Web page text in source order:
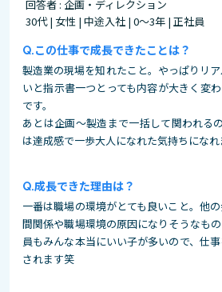
回答者 : 企画・ディレクション
30代 | 女性 | 中途入社 | 0～3年 | 正社員
この仕事で成長できたことは？
製造業の現場を知れたこと。やっぱりリ
いと指示書一つとっても内容が大きく変
です。
あとは企画～製造まで一括して関われる
は達成感で一歩大人になれた気持ちにな
成長できた理由は？
一番は職場の環境がとても良いこと。他
間関係や職場環境の原因になりそうなも
員もみんな本当にいい子が多いので、仕
されます笑